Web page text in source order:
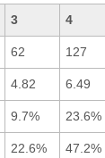
3 4
62 127
4.82 6.49
9.7% 23.6%
22.6% 47.2%